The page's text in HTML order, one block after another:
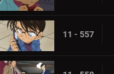
11 - 557